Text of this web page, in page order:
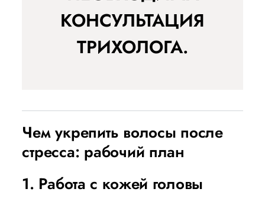
КОНСУЛЬТАЦИЯ
ТРИХОЛОГА.
Чем укрепить волосы после
стресса: рабочий план
1. Работа с кожей головы